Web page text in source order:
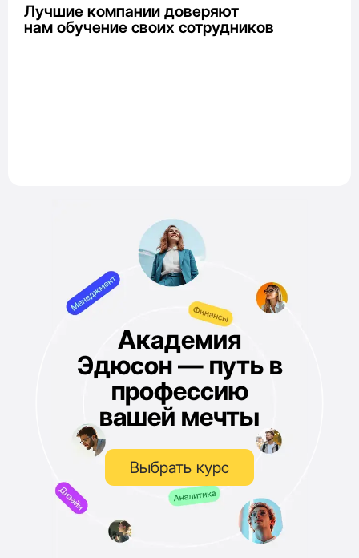
Лучшие компании доверяют
нам обучение своих сотрудников
Академия
Эдюсон — путь в
профессию
вашей мечты
Выбрать курс